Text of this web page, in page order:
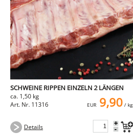
NEMETZ-DOGS
Hundefutter
nass
trocken
Belcando
Barf-Zusätze
Katzenfutter
SCHWEINE RIPPEN EINZELN 2 LÄNGEN
ca. 1,50 kg
Art. Nr. 11316
EUR 9,90/ kg
Details +
-